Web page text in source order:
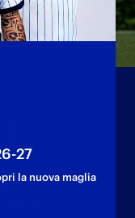
27
la nuova maglia